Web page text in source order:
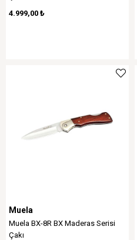
4.999,00 ₺
Muela
Muela BX-8R BX Maderas Serisi
Çakı